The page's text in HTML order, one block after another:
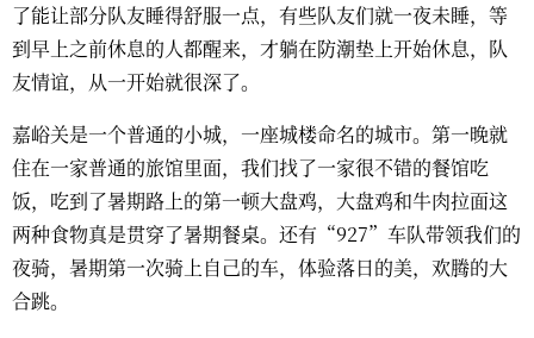
了能让部分队友睡得舒服一点，有些队友们就一夜未睡，等
到早上之前休息的人都醒来，才躺在防潮垫上开始休息，队
友情谊，从一开始就很深了。
嘉峪关是一个普通的小城，一座城楼命名的城市。第一晚就
住在一家普通的旅馆里面，我们找了一家很不错的餐馆吃
饭，吃到了暑期路上的第一顿大盘鸡，大盘鸡和牛肉拉面这
两种食物真是贯穿了暑期餐桌。还有“927”车队带领我们的
夜骑，暑期第一次骑上自己的车，体验落日的美，欢腾的大
合跳。